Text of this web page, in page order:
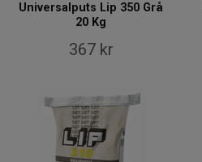
Universalputs Lip 350 Grå
20 Kg
367 kr